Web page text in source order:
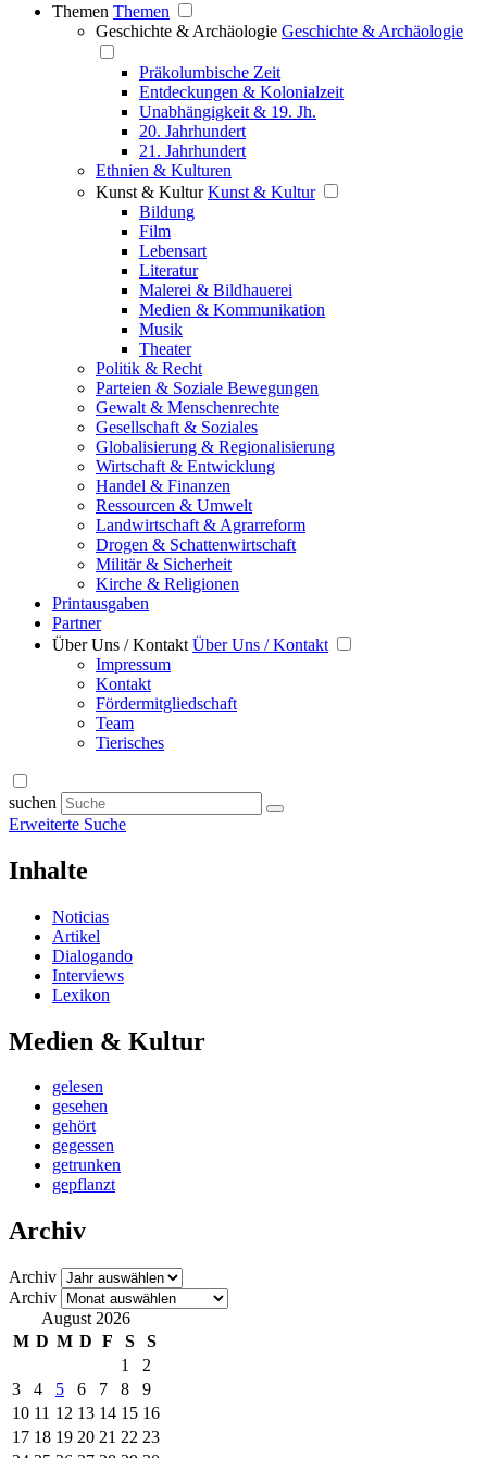
Themen Themen
Geschichte & Archäologie Geschichte & Archäologie
Präkolumbische Zeit
Entdeckungen & Kolonialzeit
Unabhängigkeit & 19. Jh.
20. Jahrhundert
21. Jahrhundert
Ethnien & Kulturen
Kunst & Kultur Kunst & Kultur
Bildung
Film
Lebensart
Literatur
Malerei & Bildhauerei
Medien & Kommunikation
Musik
Theater
Politik & Recht
Parteien & Soziale Bewegungen
Gewalt & Menschenrechte
Gesellschaft & Soziales
Globalisierung & Regionalisierung
Wirtschaft & Entwicklung
Handel & Finanzen
Ressourcen & Umwelt
Landwirtschaft & Agrarreform
Drogen & Schattenwirtschaft
Militär & Sicherheit
Kirche & Religionen
Printausgaben
Partner
Über Uns / Kontakt Über Uns / Kontakt
Impressum
Kontakt
Fördermitgliedschaft
Team
Tierisches
suchen
Erweiterte Suche
Inhalte
Noticias
Artikel
Dialogando
Interviews
Lexikon
Medien & Kultur
gelesen
gesehen
gehört
gegessen
getrunken
gepflanzt
Archiv
Archiv
Archiv
August 2026
M D M D F S
S
1
2
3
4 5 6 7 8
9
10 11 12 13 14 15 16
17 18 19 20 21 22 23